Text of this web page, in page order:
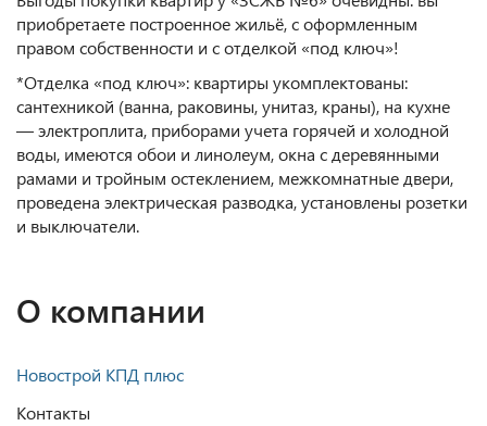
приобретаете построенное жильё, с оформленным
правом собственности и с отделкой «под ключ»!
*Отделка «под ключ»: квартиры укомплектованы:
сантехникой (ванна, раковины, унитаз, краны), на кухне
— электроплита, приборами учета горячей и холодной
воды, имеются обои и линолеум, окна с деревянными
рамами и тройным остеклением, межкомнатные двери,
проведена электрическая разводка, установлены розетки
и выключатели.
О компании
Новострой КПД плюс
Контакты